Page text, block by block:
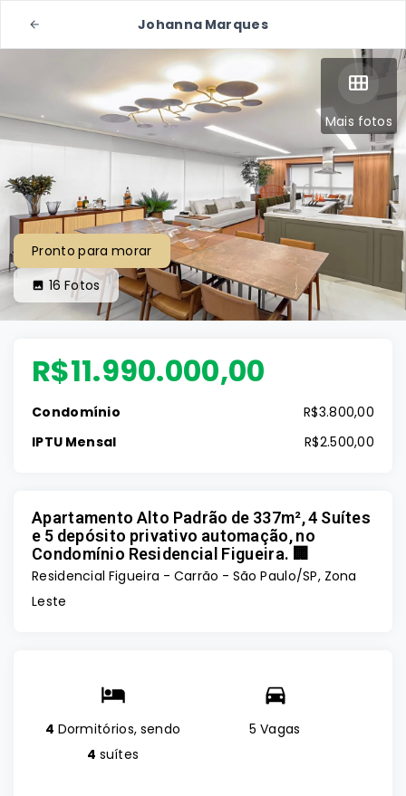
Johanna Marques
Mais fotos
Pronto para morar
16 Fotos
R$11.990.000,00
Condomínio
R$3.800,00
IPTU Mensal
R$2.500,00
Apartamento Alto Padrão de 337m², 4 Suítes
e 5 depósito privativo automação, no
Condomínio Residencial Figueira. 🏢
Residencial Figueira - Carrão - São Paulo/SP, Zona
Leste
4 Dormitórios, sendo
4 suítes
5 Vagas